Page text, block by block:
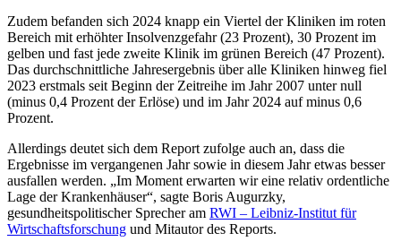
Zudem befanden sich 2024 knapp ein Viertel der Kliniken im roten
Bereich mit erhöhter Insolvenzgefahr (23 Prozent), 30 Prozent im
gelben und fast jede zweite Klinik im grünen Bereich (47 Prozent).
Das durchschnittliche Jahresergebnis über alle Kliniken hinweg fiel
2023 erstmals seit Beginn der Zeitreihe im Jahr 2007 unter null
(minus 0,4 Prozent der Erlöse) und im Jahr 2024 auf minus 0,6
Prozent.
Allerdings deutet sich dem Report zufolge auch an, dass die
Ergebnisse im vergangenen Jahr sowie in diesem Jahr etwas besser
ausfallen werden. „Im Moment erwarten wir eine relativ ordentliche
Lage der Krankenhäuser“, sagte Boris Augurzky,
gesundheitspolitischer Sprecher am RWI – Leibniz-Institut für
Wirtschaftsforschung und Mitautor des Reports.